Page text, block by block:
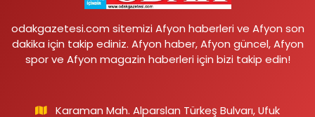
odakgazetesi.com sitemizi Afyon haberleri ve Afyon son
dakika için takip ediniz. Afyon haber, Afyon güncel, Afyon
spor ve Afyon magazin haberleri için bizi takip edin!
Karaman Mah. Alparslan Türkeş Bulvarı, Ufuk